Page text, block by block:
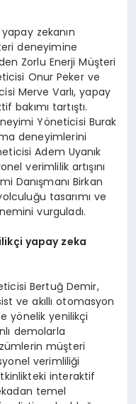
zekanın
deneyimine
Zorlu Enerji Müşteri
Onur Peker ve
Merve Varlı, yapay
bakımı tartıştı.
Yöneticisi Burak
deneyimlerini
Adem Uyanık
verimlilik artışını
Danışmanı Birkan
tasarımı ve
vurguladı.
yapay zeka
Bertuğ Demir,
ve akıllı otomasyon
yönelik yenilikçi
demolarla
müşteri
verimliliği
interaktif
temel